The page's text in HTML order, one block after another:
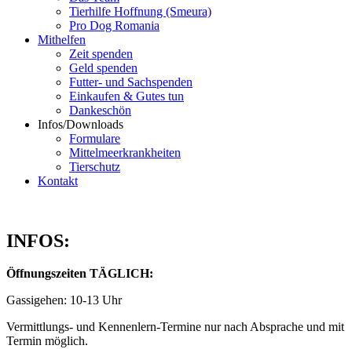
Tierhilfe Hoffnung (Smeura)
Pro Dog Romania
Mithelfen
Zeit spenden
Geld spenden
Futter- und Sachspenden
Einkaufen & Gutes tun
Dankeschön
Infos/Downloads
Formulare
Mittelmeerkrankheiten
Tierschutz
Kontakt
INFOS:
Öffnungszeiten TÄGLICH:
Gassigehen: 10-13 Uhr
Vermittlungs- und Kennenlern-Termine nur nach Absprache und mit
Termin möglich.